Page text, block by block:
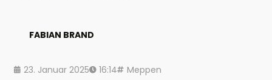
FABIAN BRAND
23. Januar 2025 16:14 Meppen